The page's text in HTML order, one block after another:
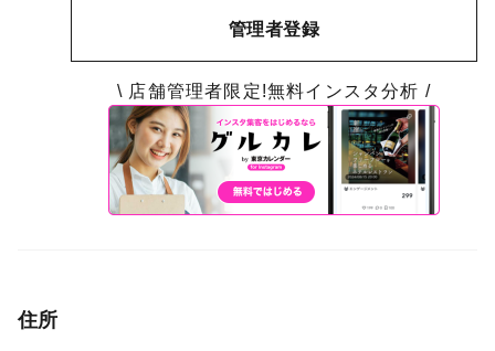
管理者登録
\ 店舗管理者限定!無料インスタ分析 /
住所